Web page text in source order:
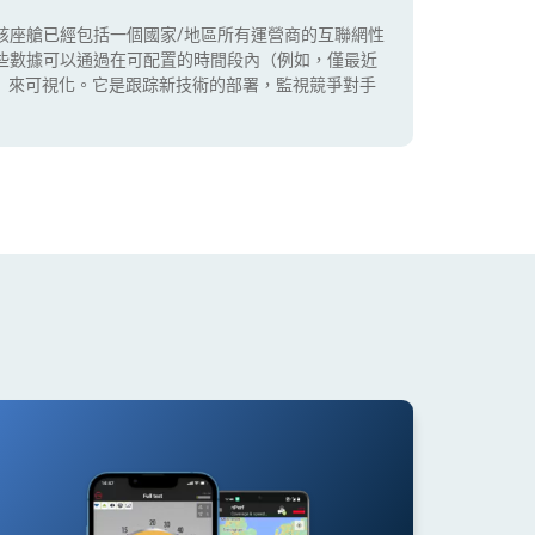
艙已經包括一個國家/地區所有運營商的互聯網性
據可以通過在可配置的時間段內（例如，僅最近
來可視化。它是跟踪新技術的部署，監視競爭對手